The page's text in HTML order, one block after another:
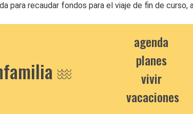
para recaudar fondos para el viaje de fin de
agenda
planes
vivir
vacaciones